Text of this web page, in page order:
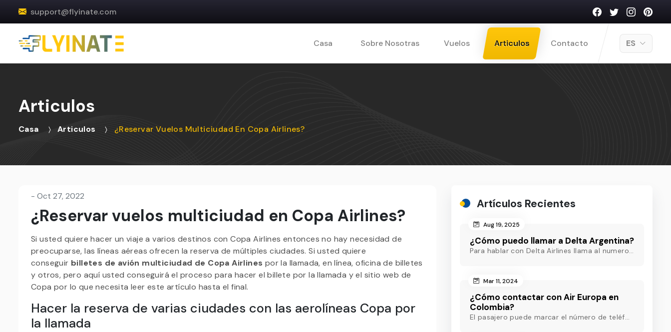
support@flyinate.com
ES
Casa Sobre Nosotras Vuelos Articulos Contacto
Articulos
Casa Articulos ¿Reservar Vuelos Multiciudad En Copa Airlines?
- Oct 27, 2022
¿Reservar vuelos multiciudad en Copa Airlines?
Si usted quiere hacer un viaje a varios destinos con Copa Airlines entonces no hay necesidad de
preocuparse, las líneas aéreas ofrecen la reserva de múltiples ciudades. Si usted quiere
conseguir billetes de avión multiciudad de Copa Airlines por la llamada, en línea, oficina de billetes
y otros, pero aquí usted conseguirá el proceso para hacer el billete por la llamada y el sitio web de
Copa por lo que necesita leer este artículo hasta el final.
Hacer la reserva de varias ciudades con las aerolíneas Copa por
la llamada
Artículos Recientes
Aug 19, 2025
¿Cómo puedo llamar a Delta Argentina?
Para hablar con Delta Airlines llama al numero (ARG) o al +54-11-5218-8717(Argentina) o al +54-11-5219-3285 (ARG) o al (ARG) o al +54-11-5218-8717(Argentina)
Mar 11, 2024
¿Cómo contactar con Air Europa en
Colombia?
El pasajero puede marcar el número de teléfono de Air Europa Colombia y hablar con un agente en directo que estará disponible las 24 horas para ayudarle.